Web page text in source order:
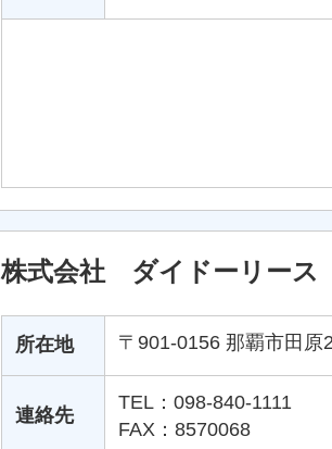
株式会社 ダイドーリース
所在地 〒901-0156 那覇市田原
連絡先
TEL：098-840-1111
FAX：8570068